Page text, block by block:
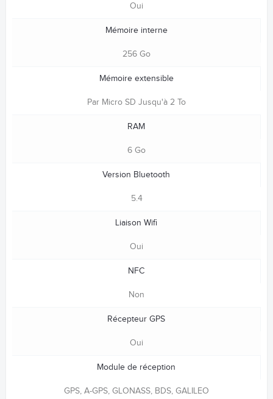
Oui
Mémoire interne
256 Go
Mémoire extensible
Par Micro SD Jusqu'à 2 To
RAM
6 Go
Version Bluetooth
5.4
Liaison Wifi
Oui
NFC
Non
Récepteur GPS
Oui
Module de réception
GPS, A-GPS, GLONASS, BDS, GALILEO